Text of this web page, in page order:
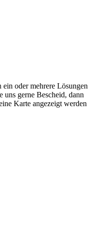
oder mehrere Lösungen
uns gerne Bescheid, dann
Karte angezeigt werden